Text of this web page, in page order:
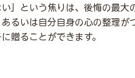
」という焦りは、後悔の最大
るいは自分自身の心の整理が
贈ることができます。